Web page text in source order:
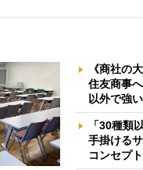
《商社の
住友商事
以外で強
「30種類
手掛ける
コンセプ